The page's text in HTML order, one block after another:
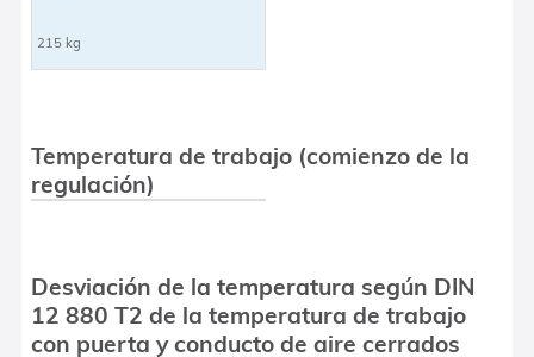
215 kg
Temperatura de trabajo (comienzo de la
regulación)
Desviación de la temperatura según DIN
12 880 T2 de la temperatura de trabajo
con puerta y conducto de aire cerrados